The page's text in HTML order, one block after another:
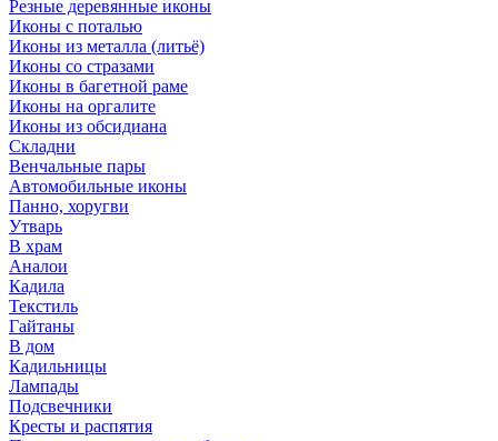
Резные деревянные иконы
Иконы с поталью
Иконы из металла (литьё)
Иконы со стразами
Иконы в багетной раме
Иконы на оргалите
Иконы из обсидиана
Складни
Венчальные пары
Автомобильные иконы
Панно, хоругви
Утварь
В храм
Аналои
Кадила
Текстиль
Гайтаны
В дом
Кадильницы
Лампады
Подсвечники
Кресты и распятия